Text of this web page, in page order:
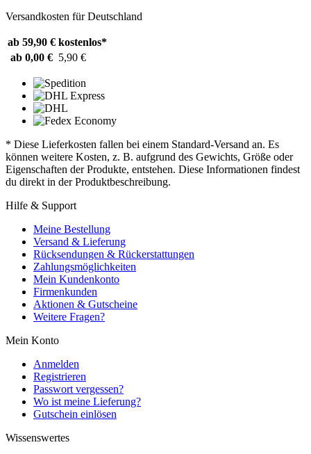
Versandkosten für Deutschland
ab 59,90 € kostenlos*
ab 0,00 € 5,90 €
* Diese Lieferkosten fallen bei einem Standard-Versand an. Es
können weitere Kosten, z. B. aufgrund des Gewichts, Größe oder
Eigenschaften der Produkte, entstehen. Diese Informationen findest
du direkt in der Produktbeschreibung.
Hilfe & Support
Meine Bestellung
Versand & Lieferung
Rücksendungen & Rückerstattungen
Zahlungsmöglichkeiten
Mein Kundenkonto
Firmenkunden
Aktionen & Gutscheine
Weitere Fragen?
Mein Konto
Anmelden
Registrieren
Passwort vergessen?
Wo ist meine Lieferung?
Gutschein einlösen
Wissenswertes